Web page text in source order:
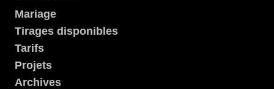
Mariage
Tirages disponibles
Tarifs
Projets
Archives